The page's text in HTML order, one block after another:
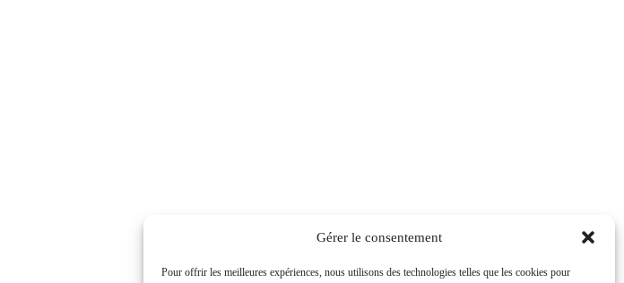
Gérer le consentement
Pour offrir les meilleures expériences, nous utilisons des technologies telles que les cookies pour